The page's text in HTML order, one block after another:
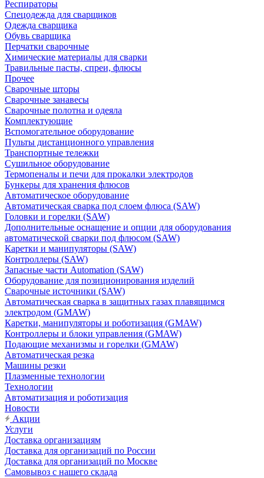
Респираторы
Спецодежда для сварщиков
Одежда сварщика
Обувь сварщика
Перчатки сварочные
Химические материалы для сварки
Травильные пасты, спреи, флюсы
Прочее
Сварочные шторы
Сварочные занавесы
Сварочные полотна и одеяла
Комплектующие
Вспомогательное оборудование
Пульты дистанционного управления
Транспортные тележки
Сушильное оборудование
Термопеналы и печи для прокалки электродов
Бункеры для хранения флюсов
Автоматическое оборудование
Автоматическая сварка под слоем флюса (SAW)
Головки и горелки (SAW)
Дополнительные оснащение и опции для оборудования
автоматической сварки под флюсом (SAW)
Каретки и манипуляторы (SAW)
Контроллеры (SAW)
Запасные части Automation (SAW)
Оборудование для позиционирования изделий
Сварочные источники (SAW)
Автоматическая сварка в защитных газах плавящимся
электродом (GMAW)
Каретки, манипуляторы и роботизация (GMAW)
Контроллеры и блоки управления (GMAW)
Подающие механизмы и горелки (GMAW)
Автоматическая резка
Машины резки
Плазменные технологии
Технологии
Автоматизация и роботизация
Новости
Акции
Услуги
Доставка организациям
Доставка для организаций по России
Доставка для организаций по Москве
Самовывоз с нашего склада